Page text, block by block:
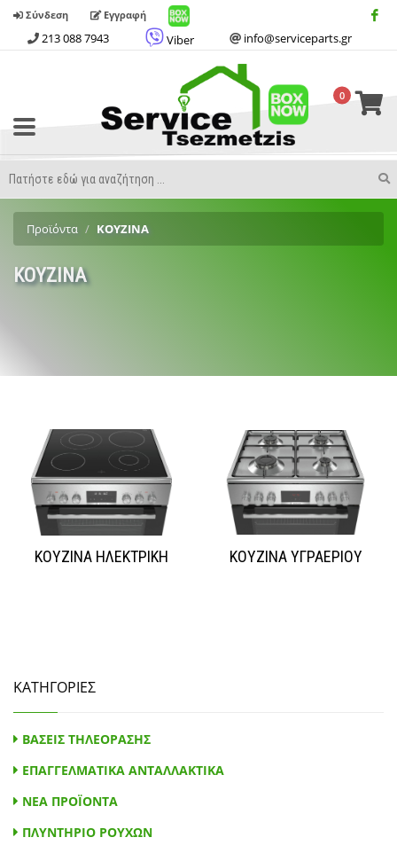
Σύνδεση Εγγραφή
213 088 7943 Viber info@serviceparts.gr
0
Search
Toggle
Προϊόντα ΚΟΥΖΙΝΑ
ΚΟΥΖΙΝΑ
ΚΟΥΖΙΝΑ ΗΛΕΚΤΡΙΚΗ ΚΟΥΖΙΝΑ ΥΓΡΑΕΡΙΟΥ
ΚΑΤΗΓΟΡΙΕΣ
ΒΑΣΕΙΣ ΤΗΛΕΟΡΑΣΗΣ
ΕΠΑΓΓΕΛΜΑΤΙΚΑ ΑΝΤΑΛΛΑΚΤΙΚΑ
ΝΕΑ ΠΡΟΪΟΝΤΑ
ΠΛΥΝΤΗΡΙΟ ΡΟΥΧΩΝ
ΚΟΥΖΙΝΑ